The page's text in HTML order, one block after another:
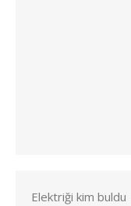
Elektriği kim buldu